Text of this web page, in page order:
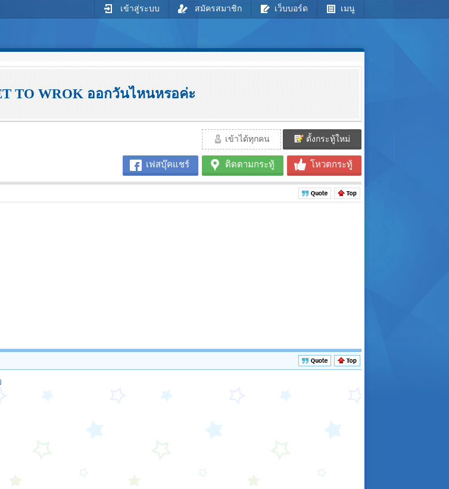
เข้าสู่ระบบ สมัครสมาชิก เว็บบอร์ด เมนู
TO WROK ออกวันไหนหรอค่ะ
เข้าได้ทุกคน ตั้งกระทู้ใหม่
เฟสบุ๊คแชร์ ติดตามกระทู้ โหวตกระทู้